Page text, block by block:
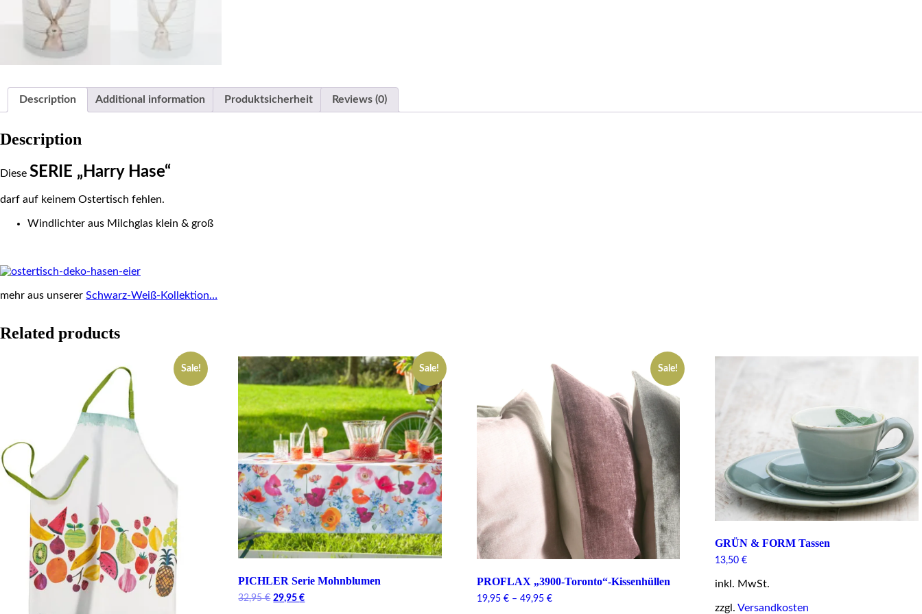
Description Additional information Produktsicherheit Reviews (0)
Description
Diese SERIE „Harry Hase“
darf auf keinem Ostertisch fehlen.
Windlichter aus Milchglas klein & groß
mehr aus unserer Schwarz-Weiß-Kollektion…
Related products
Sale! Sale!
PICHLER Serie Mohnblumen
32,95€ Original
29,95€Current
Sale!
PROFLAX „3900-Toronto“-Kissenhüllen
19,95 €– 49,95 €
GRÜN & FORM Tassen
13,50€
inkl. MwSt.
zzgl.Versandkosten